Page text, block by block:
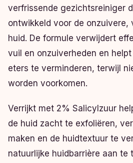
verfrissende gezichtsreiniger
ontwikkeld voor de onzuivere,
huid. De formule verwijdert
vuil en onzuiverheden en
eters te verminderen, terwijl
worden voorkomen.
Verrijkt met 2% Salicylzuur
de huid zacht te exfoliëren,
maken en de huidtextuur te
natuurlijke huidbarrière aan te